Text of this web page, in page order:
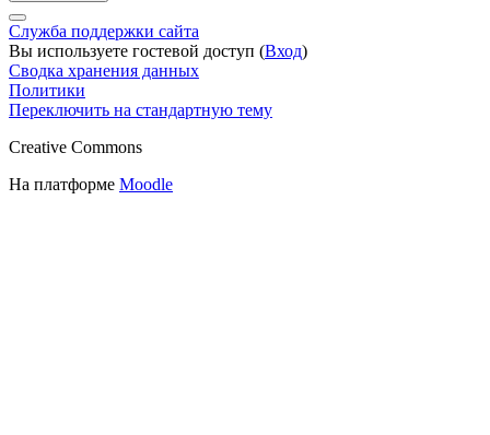
Служба поддержки сайта
Вы используете гостевой доступ (Вход)
Сводка хранения данных
Политики
Переключить на стандартную тему
Creative Commons
На платформе Moodle